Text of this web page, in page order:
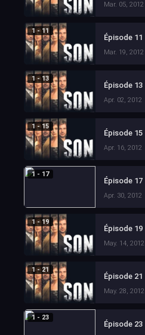
Mar. 05, 2012
1 - 11
Épisode 11
Mar. 19, 2012
1 - 13
Épisode 13
Apr. 02, 2012
1 - 15
Épisode 15
Apr. 16, 2012
1 - 17
Épisode 17
Apr. 30, 2012
1 - 19
Épisode 19
May. 14, 2012
1 - 21
Épisode 21
May. 28, 2012
1 - 23
Épisode 23